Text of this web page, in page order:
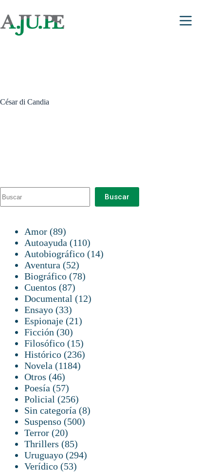
contenido
César di Candia
Buscar
Amor 8989
productos
Autoayuda 110110
productos
Autobiográfico 1414
Aventura 5252
productos
Biográfico 7878
Cuentos 8787
productos
Documental 1212
Ensayo 3333
productos
Espionaje 2121
Ficción 3030
productos
Filosófico 1515
productos
Histórico 236236
Novela 11841184
Otros 4646
productos
Poesía 5757
productos
Policial 256256
productos
Sin categoría 88
Suspenso 500500
Terror 2020
productos
Thrillers 8585
productos
Uruguayo 294294
Verídico 5353